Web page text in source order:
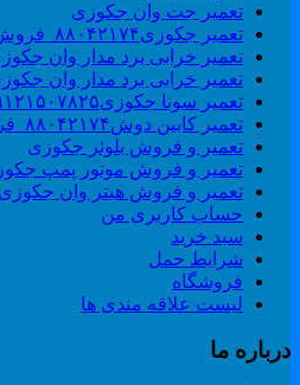
تعمیر جت وان جکوزی
تعمیر جکوزی۸۸۰۴۲۱۷۴_فروش وان_جکوزی
تعمیر خرابی برد مدار وان جکوزی
تعمیر خرابی برد مدار وان جکوزی
تعمیر سونا جکوزی۰۹۱۲۱۵۰۷۸۲۵#| Sauna | Jacuzzi
تعمیر کابین دوش۸۸۰۴۲۱۷۴_فروش کابین دوش
تعمیر و فروش بلوئر جکوزی
تعمیر و فروش موتور پمپ جکوزی
تعمیر و فروش هیتر وان جکوزی
حساب کاربری من
سبد خرید
شرایط حمل
فروشگاه
لیست علاقه مندی ها
ما